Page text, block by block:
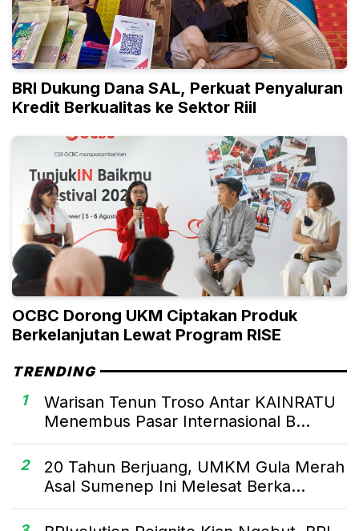
BRI Dukung Dana SAL, Perkuat Penyaluran
Kredit Berkualitas ke Sektor Riil
OCBC Dorong UKM Ciptakan Produk
Berkelanjutan Lewat Program RISE
TRENDING
1
Warisan Tenun Troso Antar KAINRATU
Menembus Pasar Internasional B...
2
20 Tahun Berjuang, UMKM Gula Merah
Asal Sumenep Ini Melesat Berka...